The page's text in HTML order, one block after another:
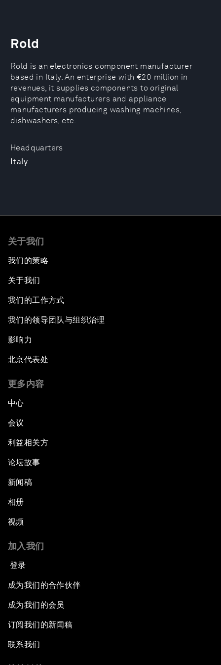
Headquarters
Italy
Rold
Rold is an electronics component manufacturer
based in Italy. An enterprise with €20 million in
revenues, it supplies components to original
equipment manufacturers and appliance
manufacturers producing washing machines,
dishwashers, etc.
关于我们
我们的策略
关于我们
我们的工作方式
我们的领导团队与组织治理
影响力
北京代表处
更多内容
中心
会议
利益相关方
论坛故事
新闻稿
相册
视频
加入我们
登录
成为我们的合作伙伴
成为我们的会员
订阅我们的新闻稿
联系我们